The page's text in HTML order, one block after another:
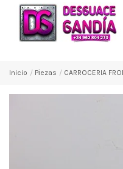
Inicio Pіezas CARROCERIA